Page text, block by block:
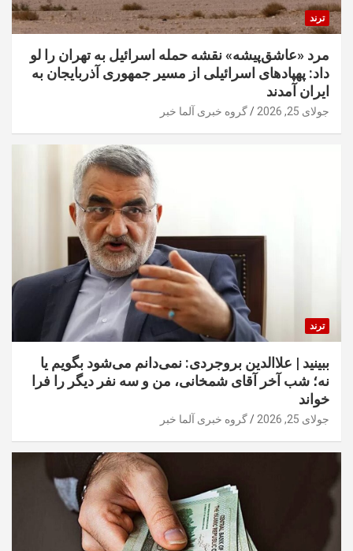
ترند
مرد «عاشق‌پیشه» نقشه حمله اسرائیل به تهران را لو
داد: پهپادهای اسرائیلی از مسیر جمهوری آذربایجان به
ایران آمدند
جولای 25, 2026 گروه خبری آلما خبر
ترند
ببینید | علاالدین بروجردی: نمی‌دانم می‌شود بگویم یا
نه؛ شب آخر آقای شمخانی، من و سه نفر دیگر را فرا
خواند
جولای 25, 2026 گروه خبری آلما خبر